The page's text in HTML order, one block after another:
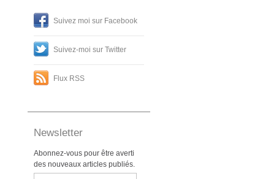
Suivez moi sur Facebook
Suivez-moi sur Twitter
Flux RSS
Newsletter
Abonnez-vous pour être averti
des nouveaux articles publiés.